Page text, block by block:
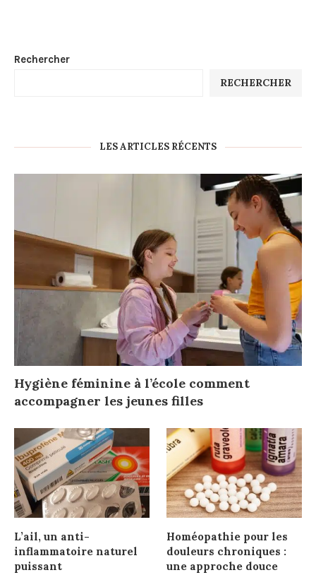
Rechercher
RECHERCHER
LES ARTICLES RÉCENTS
Hygiène féminine à l’école comment
accompagner les jeunes filles
L’ail, un anti-
inflammatoire naturel
puissant
Homéopathie pour les
douleurs chroniques :
une approche douce